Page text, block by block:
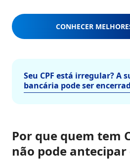
CONHECER
Seu CPF está irregular? A
bancária pode ser
Por que quem tem
não pode antecipar